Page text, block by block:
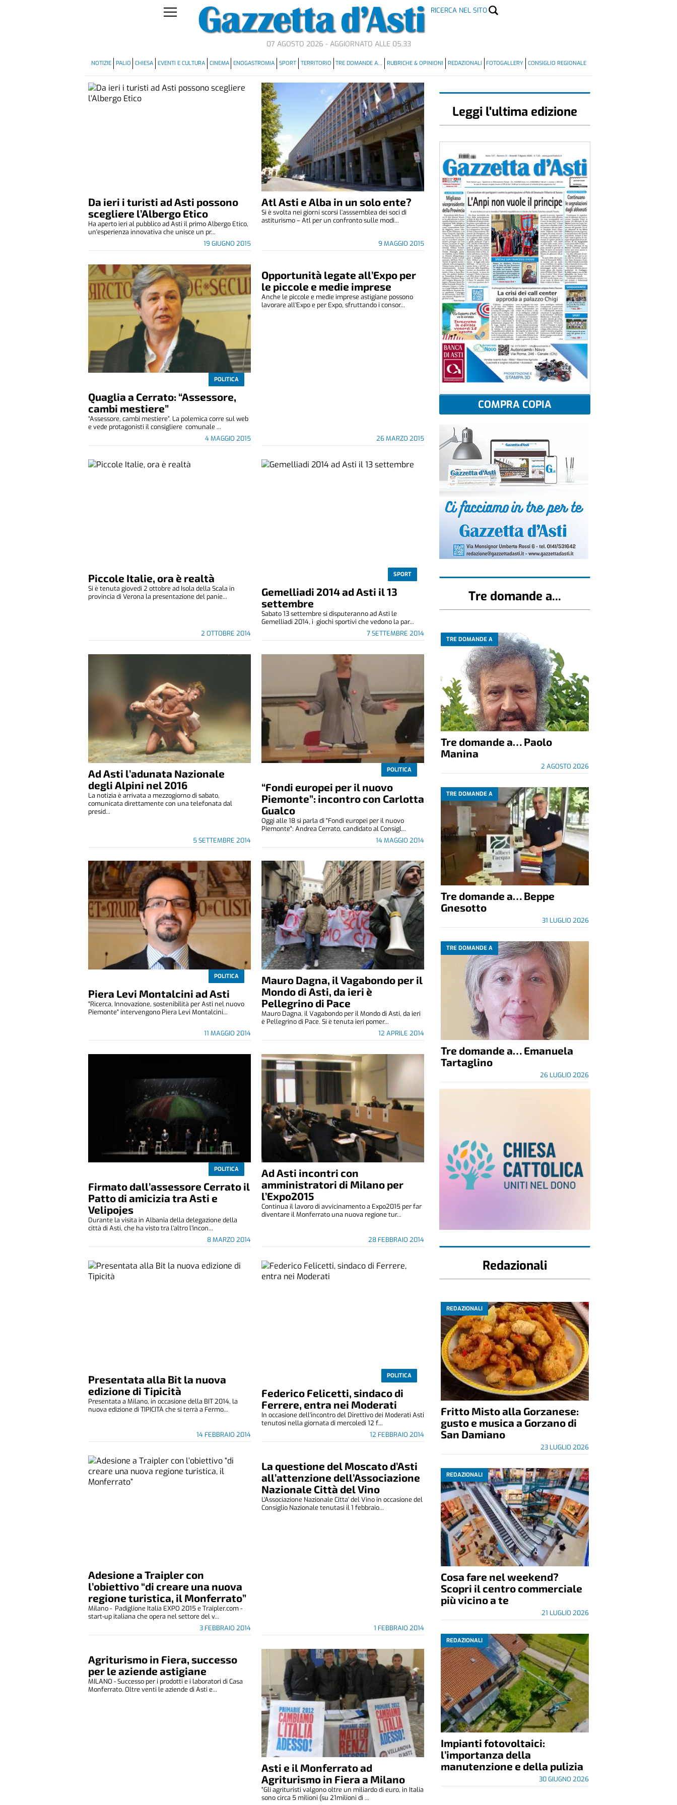
RICERCA NEL SITO
07 AGOSTO 2026 - AGGIORNATO ALLE 05.33
NOTIZIE PALIO CHIESA EVENTI E CULTURA CINEMA ENOGASTROMIA SPORT TERRITORIO TRE DOMANDE A… RUBRICHE & OPINIONI REDAZIONALI FOTOGALLERY CONSIGLIO REGIONALE
Da ieri i turisti ad Asti possono
scegliere l’Albergo Etico
19 GIUGNO 2015
Ha aperto ieri al pubblico ad Asti il primo Albergo Etico,
un'esperienza innovativa che unisce un pr...
Atl Asti e Alba in un solo ente?
9 MAGGIO 2015
Si è svolta nei giorni scorsi l'asssemblea dei soci di
astiturismo – Atl per un confronto sulle modi...
POLITICA
Quaglia a Cerrato: “Assessore,
cambi mestiere”
4 MAGGIO 2015
“Assessore, cambi mestiere”. La polemica corre sul web
e vede protagonisti il consigliere comunale ...
Opportunità legate all’Expo per
le piccole e medie imprese
26 MARZO 2015
Anche le piccole e medie imprese astigiane possono
lavorare all’Expo e per Expo, sfruttando i consor...
Piccole Italie, ora è realtà
2 OTTOBRE 2014
Si è tenuta giovedi 2 ottobre ad Isola della Scala in
provincia di Verona la presentazione del panie...
SPORT
Gemelliadi 2014 ad Asti il 13
settembre
7 SETTEMBRE 2014
Sabato 13 settembre si disputeranno ad Asti le
Gemelliadi 2014, i giochi sportivi che vedono la par...
Ad Asti l’adunata Nazionale
degli Alpini nel 2016
5 SETTEMBRE 2014
La notizia è arrivata a mezzogiorno di sabato,
comunicata direttamente con una telefonata dal
presid...
POLITICA
“Fondi europei per il nuovo
Piemonte”: incontro con Carlotta
Gualco
14 MAGGIO 2014
Oggi alle 18 si parla di "Fondi europei per il nuovo
Piemonte": Andrea Cerrato, candidato al Consigl...
POLITICA
Piera Levi Montalcini ad Asti
11 MAGGIO 2014
"Ricerca, Innovazione, sostenibilità per Asti nel nuovo
Piemonte" intervengono Piera Levi Montalcini...
Mauro Dagna, il Vagabondo per il
Mondo di Asti, da ieri è
Pellegrino di Pace
12 APRILE 2014
Mauro Dagna, il Vagabondo per il Mondo di Asti, da ieri
è Pellegrino di Pace. Si è tenuta ieri pomer...
POLITICA
Firmato dall’assessore Cerrato il
Patto di amicizia tra Asti e
Velipojes
8 MARZO 2014
Durante la visita in Albania della delegazione della
città di Asti, che ha visto tra l’altro l’incon...
Ad Asti incontri con
amministratori di Milano per
l’Expo2015
28 FEBBRAIO 2014
Continua il lavoro di avvicinamento a Expo2015 per far
diventare il Monferrato una nuova regione tur...
Presentata alla Bit la nuova
edizione di Tipicità
14 FEBBRAIO 2014
Presentata a Milano, in occasione della BIT 2014, la
nuova edizione di TIPICITÀ che si terrà a Fermo...
POLITICA
Federico Felicetti, sindaco di
Ferrere, entra nei Moderati
12 FEBBRAIO 2014
In occasione dell'incontro del Direttivo dei Moderati Asti
tenutosi nella giornata di mercoledi 12 f...
Adesione a Traipler con
l’obiettivo “di creare una nuova
regione turistica, il Monferrato”
3 FEBBRAIO 2014
Milano - Padiglione Italia EXPO 2015 e Traipler.com -
start-up italiana che opera nel settore del v...
La questione del Moscato d’Asti
all’attenzione dell’Associazione
Nazionale Città del Vino
1 FEBBRAIO 2014
L'Associazione Nazionale Citta' del Vino in occasione del
Consiglio Nazionale tenutasi il 1 febbraio...
Agriturismo in Fiera, successo
per le aziende astigiane
MILANO - Successo per i prodotti e i laboratori di Casa
Monferrato. Oltre venti le aziende di Asti e...
Asti e il Monferrato ad
Agriturismo in Fiera a Milano
"Gli agrituristi valgono oltre un miliardo di euro, in Italia
sono circa 5 milioni (su 21milioni di ...
Leggi l'ultima edizione
COMPRA COPIA
Tre domande a...
TRE DOMANDE A
Tre domande a… Paolo
Manina
2 AGOSTO 2026
TRE DOMANDE A
Tre domande a… Beppe
Gnesotto
31 LUGLIO 2026
TRE DOMANDE A
Tre domande a… Emanuela
Tartaglino
26 LUGLIO 2026
Redazionali
REDAZIONALI
Fritto Misto alla Gorzanese:
gusto e musica a Gorzano di
San Damiano
23 LUGLIO 2026
REDAZIONALI
Cosa fare nel weekend?
Scopri il centro commerciale
più vicino a te
21 LUGLIO 2026
REDAZIONALI
Impianti fotovoltaici:
l’importanza della
manutenzione e della pulizia
30 GIUGNO 2026